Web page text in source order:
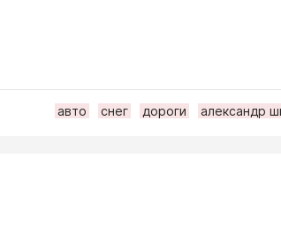
авто снег дороги александр